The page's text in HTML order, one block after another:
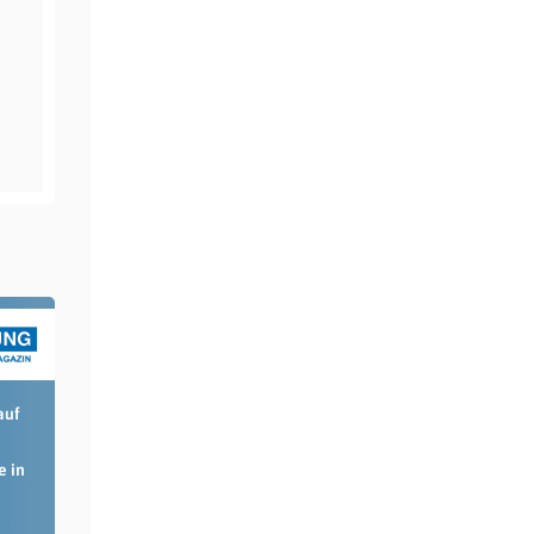
in